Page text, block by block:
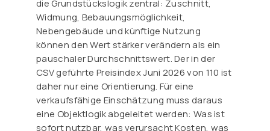
die Grundstückslogik zentral: Zuschnitt,
Widmung, Bebauungsmöglichkeit,
Nebengebäude und künftige Nutzung
können den Wert stärker verändern als ein
pauschaler Durchschnittswert. Der in der
CSV geführte Preisindex Juni 2026 von 110 ist
daher nur eine Orientierung. Für eine
verkaufsfähige Einschätzung muss daraus
eine Objektlogik abgeleitet werden: Was ist
sofort nutzbar, was verursacht Kosten, was